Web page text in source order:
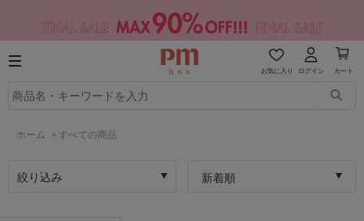
お気に入り ログイン カート
ホーム > すべての商品
絞り込み 新着順